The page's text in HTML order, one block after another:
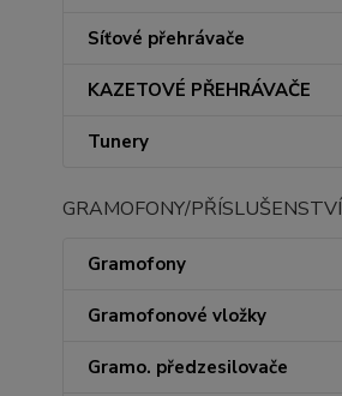
Síťové přehrávače
KAZETOVÉ PŘEHRÁVAČE
Tunery
GRAMOFONY/PŘÍSLUŠENSTVÍ
Gramofony
Gramofonové vložky
Gramo. předzesilovače